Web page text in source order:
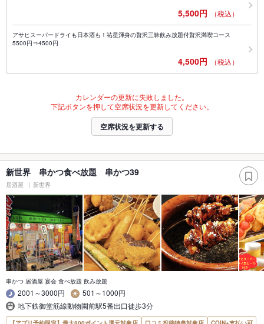
5,500円 （税込）
アサヒスーパードライも日本酒も！祐星渾身の贅沢三昧飲み放題付贅沢満喫コース
5500円⇒4500円
4,500円 （税込）
カレンダーの更新に失敗しました。
下記ボタンを押して空席状況を更新してください。
空席状況を更新する
新世界 串かつ食べ放題 串かつ39
居酒屋 新世界
串かつ 居酒屋 宴会 食べ放題 飲み放題
2001～3000円
501～1000円
地下鉄御堂筋線動物園前駅5番出口徒歩3分